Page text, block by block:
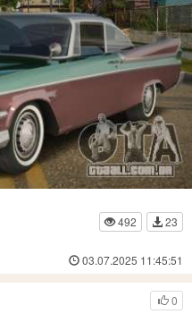
492
23
03.07.2025 11:45:51
0